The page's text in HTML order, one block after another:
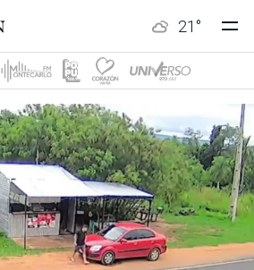
21 °